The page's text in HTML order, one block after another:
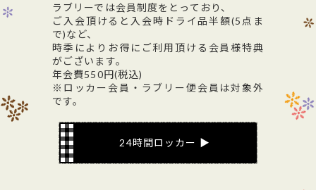
ラブリーでは会員制度をとっており、
ご入会頂けると入会時ドライ品半額(5点ま
で)など、
時季によりお得にご利用頂ける会員様特典
がございます。
年会費550円(税込)
※ロッカー会員・ラブリー便会員は対象外
です。
24時間ロッカー